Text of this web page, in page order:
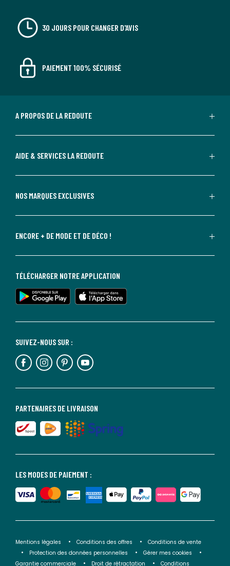
30 JOURS POUR CHANGER D'AVIS
PAIEMENT 100% SÉCURISÉ
A PROPOS DE LA REDOUTE
AIDE & SERVICES LA REDOUTE
NOS MARQUES EXCLUSIVES
ENCORE + DE MODE ET DE DÉCO !
LES MODES DE PAIEMENT :
PARTENAIRES DE LIVRAISON
SUIVEZ-NOUS SUR :
TÉLÉCHARGER NOTRE APPLICATION
Mentions légales Conditions des offres
Conditions de vente
Protection des données personnelles
Gérer mes cookies
Garantie commerciale
Droit de rétractation Conditions